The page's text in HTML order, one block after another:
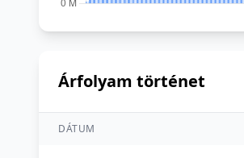
Árfolyam történet
DÁTUM